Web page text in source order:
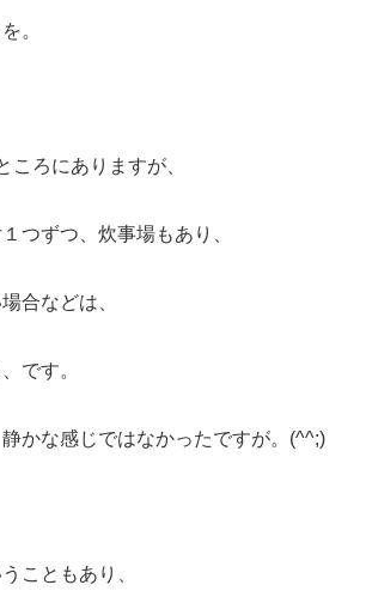
。
ころにありますが、
つずつ、炊事場もあり、
合などは、
です。
かな感じではなかったですが。(^^;)
こともあり、